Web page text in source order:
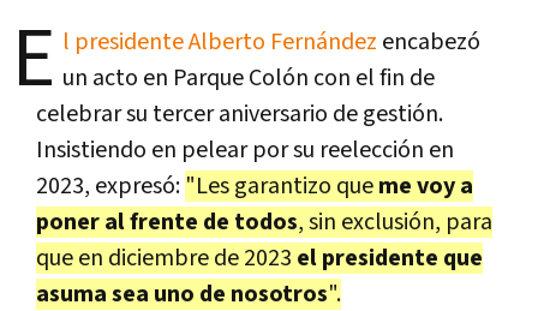
E l presidente Alberto Fernández encabezó
un acto en Parque Colón con el fin de
celebrar su tercer aniversario de gestión.
Insistiendo en pelear por su reelección en
2023, expresó: "Les garantizo queme voy a
poner al frente de todos, sin exclusión, para
que en diciembre de 2023 el presidente que
asuma sea uno de nosotros".